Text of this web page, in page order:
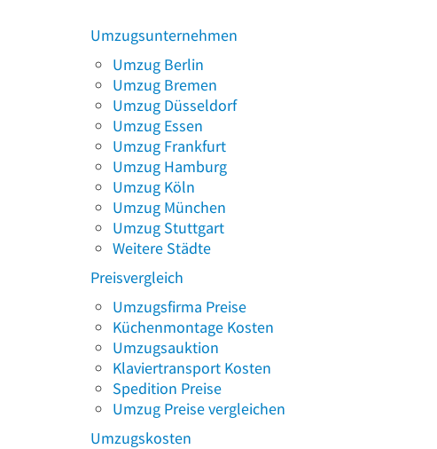
Umzugsunternehmen
Umzug Berlin
Umzug Bremen
Umzug Düsseldorf
Umzug Essen
Umzug Frankfurt
Umzug Hamburg
Umzug Köln
Umzug München
Umzug Stuttgart
Weitere Städte
Preisvergleich
Umzugsfirma Preise
Küchenmontage Kosten
Umzugsauktion
Klaviertransport Kosten
Spedition Preise
Umzug Preise vergleichen
Umzugskosten